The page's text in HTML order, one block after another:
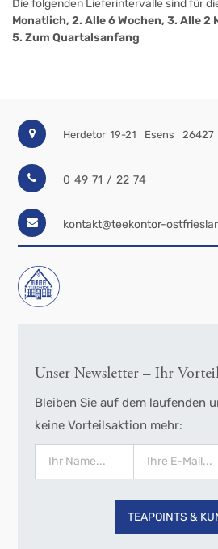
Die folgenden Lieferintervalle sind für
Monatlich, 2. Alle 6 Wochen, 3. Alle 2
5. Zum Quartalsanfang
Herdetor 19-21 Esens 26427
0 49 71 / 22 74
kontakt@teekontor-
Unser Newsletter – Ihr
Bleiben Sie auf dem laufenden
keine Vorteilsaktion mehr:
TEAPOINTS &